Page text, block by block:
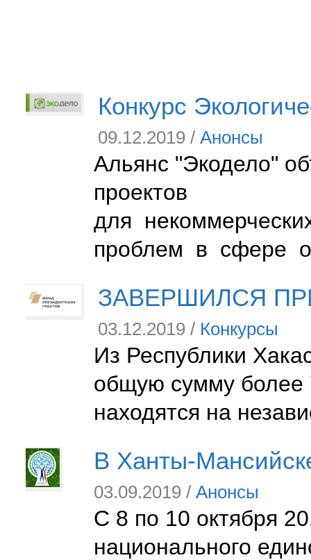
Конкурс
09.12.2019 / Анонсы
Альянс "Экодело"
проектов
для
проблем в сфере
ЗАВЕРШИЛСЯ
03.12.2019 / Конкурсы
Из Республики
общую сумму более
находятся на
В Ханты-
03.09.2019 / Анонсы
С 8 по 10 октября
национального